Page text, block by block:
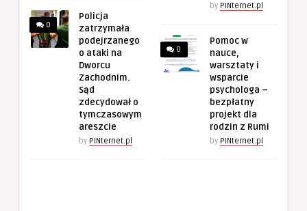
0
Policja
zatrzymała
podejrzanego
o ataki na
Dworcu
Zachodnim.
Sąd
zdecydował o
tymczasowym
areszcie
by PINternet.pl
by PINternet.pl
0
Pomoc w
nauce,
warsztaty i
wsparcie
psychologa –
bezpłatny
projekt dla
rodzin z Rumi
by PINternet.pl